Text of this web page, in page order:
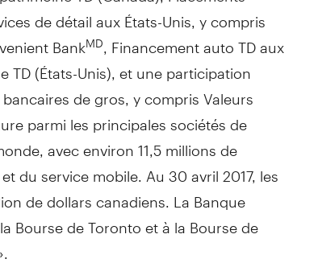
de détail aux États-Unis, y compris
BankMD , Financement auto TD aux
TD (États-Unis), et une participation
de gros, y compris Valeurs
parmi les principales sociétés de
avec environ 11,5 millions de
du service mobile. Au 30 avril 2017, les
de dollars canadiens. La Banque
Bourse deTorontoet à la Bourse de